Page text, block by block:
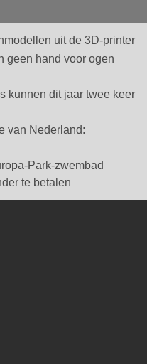
uit de 3D-printer
geen hand voor ogen
kunnen dit jaar twee keer
van Nederland:
Park-zwembad
te betalen